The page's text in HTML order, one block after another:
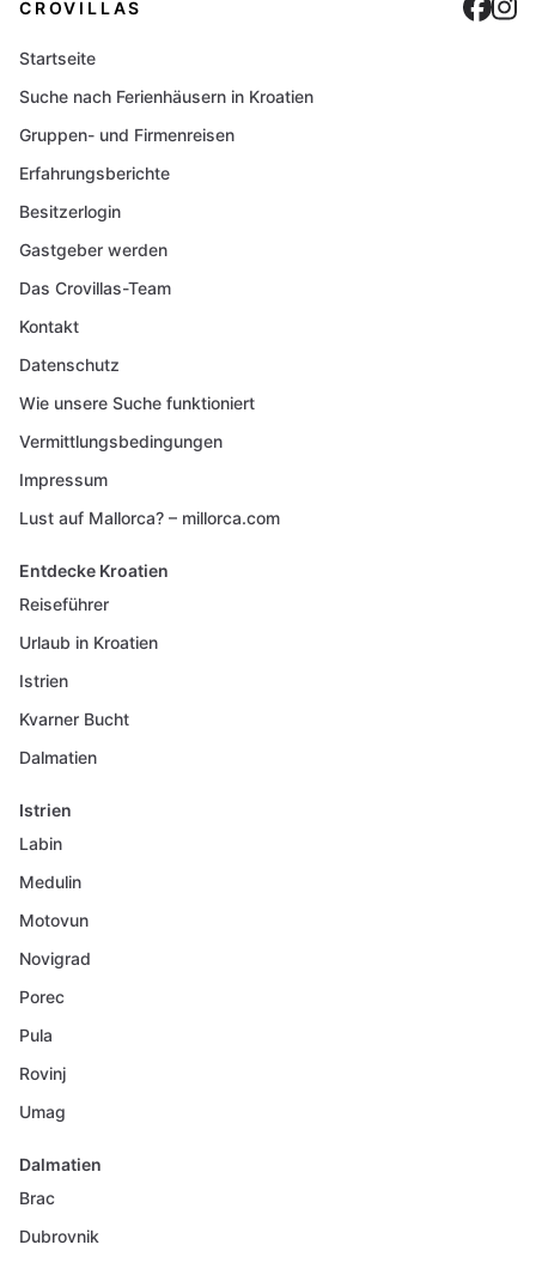
CROVILLAS
Startseite
Suche nach Ferienhäusern in Kroatien
Gruppen- und Firmenreisen
Erfahrungsberichte
Besitzerlogin
Gastgeber werden
Das Crovillas-Team
Kontakt
Datenschutz
Wie unsere Suche funktioniert
Vermittlungsbedingungen
Impressum
Lust auf Mallorca? – millorca.com
Entdecke Kroatien
Reiseführer
Urlaub in Kroatien
Istrien
Kvarner Bucht
Dalmatien
Istrien
Labin
Medulin
Motovun
Novigrad
Porec
Pula
Rovinj
Umag
Dalmatien
Brac
Dubrovnik